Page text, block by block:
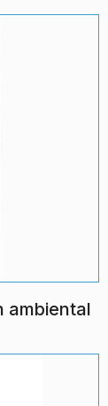
ambiental